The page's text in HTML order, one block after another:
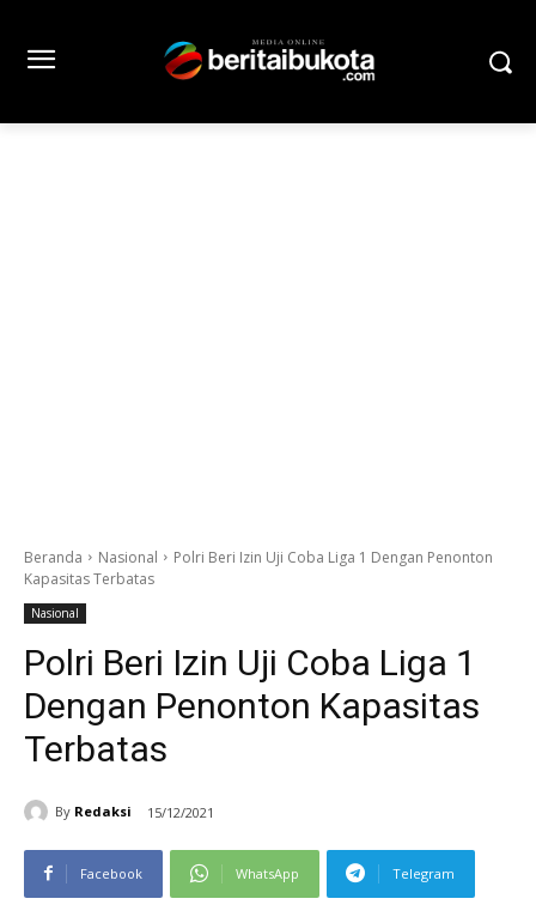
Beranda Nasional
Polri Beri Izin Uji Coba Liga 1 Dengan Penonton
Kapasitas Terbatas
Nasional
Polri Beri Izin Uji Coba Liga 1
Dengan Penonton Kapasitas
Terbatas
By Redaksi 15/12/2021
Facebook WhatsApp Telegram